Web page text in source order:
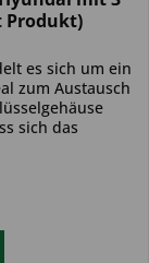
Produkt)
es sich um ein
zum Austausch
sich das